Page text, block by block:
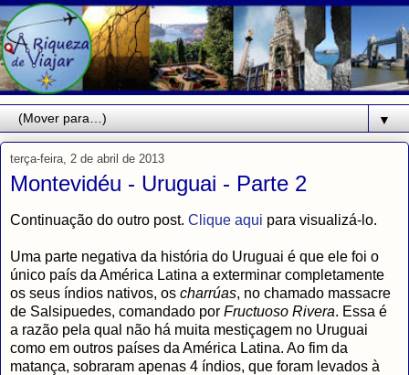
▼
terça-feira, 2 de abril de 2013
Montevidéu - Uruguai - Parte 2
Continuação do outro post. Clique aqui para visualizá-lo.
Uma parte negativa da história do Uruguai é que ele foi o
único país da América Latina a exterminar completamente
os seus índios nativos, os charrúas, no chamado massacre
de Salsipuedes, comandado por Fructuoso Rivera. Essa é
a razão pela qual não há muita mestiçagem no Uruguai
como em outros países da América Latina. Ao fim da
matança, sobraram apenas 4 índios, que foram levados à